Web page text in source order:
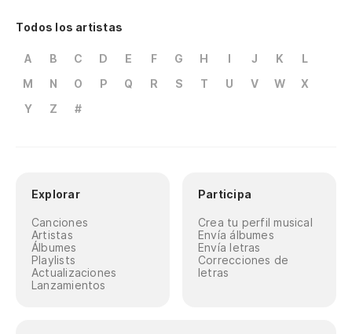
Todos los artistas
A B C D E F G H I J K
L
M
N O P Q R S T U V W
X
Y
Z #
Explorar
Canciones
Artistas
Álbumes
Playlists
Actualizaciones
Lanzamientos
Participa
Crea tu perfil musical
Envía álbumes
Envía letras
Correcciones de
letras